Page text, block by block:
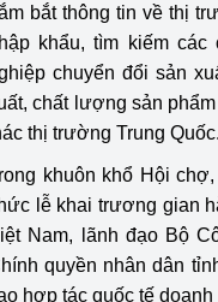
bắt thông tin về thị
khẩu, tìm kiếm
chuyển đổi sản
chất lượng sản
thị trường Trung Quốc.
khuôn khổ Hội
lễ khai trương gian
Nam, lãnh đạo Bộ
quyền nhân dân
hợp tác quốc tế